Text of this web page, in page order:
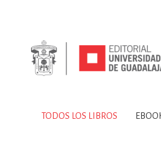
TODOS LOS
SOBRE NOSOTROS
TODOS LOS LIBROS